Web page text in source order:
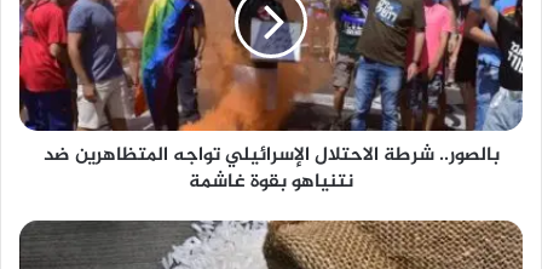
تواجه
المتظاهرين
ضد
نتنياهو
بقوة
غاشمةبالصور.. شرطة الاحتلال الإسرائيلي تواجه المتظاهرين ضد
نتنياهو بقوة غاشمة
شعبة
الأرز: